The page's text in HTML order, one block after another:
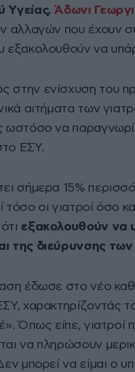
Υγείας,Άδωνι
αλλαγών που έχουν
εξακολουθούν να
στην ενίσχυση του
αιτήματα των
ωστόσο να
ΕΣΥ.
σήμερα 15%
τόσο οι γιατροί όσο
εξακολουθούν να
της διεύρυνσης
έδωσε στο νέο
χαρακτηρίζοντάς
Όπως είπε,
να πληρώσουν
μπορεί να είμαι ο